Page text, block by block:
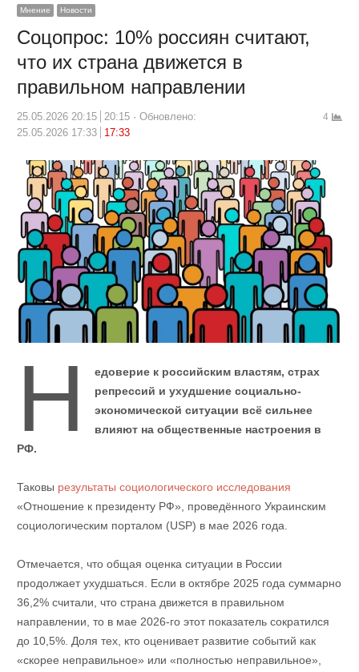
Мнение Новости
Соцопрос: 10% россиян считают,
что их страна движется в
правильном направлении
25.05.2026 20:15 20:15
Обновлено:
25.05.2026 17:33
17:33
4
Н
едоверие к российским властям, страх
репрессий и ухудшение социально-
экономической ситуации всё сильнее
влияют на общественные настроения в
РФ.
Таковы результаты социологического исследования
«Отношение к президенту РФ», проведённого Украинским
социологическим порталом (USP) в мае 2026 года.
Отмечается, что общая оценка ситуации в России
продолжает ухудшаться. Если в октябре 2025 года суммарно
36,2% считали, что страна движется в правильном
направлении, то в мае 2026-го этот показатель сократился
до 10,5%. Доля тех, кто оценивает развитие событий как
«скорее неправильное» или «полностью неправильное»,